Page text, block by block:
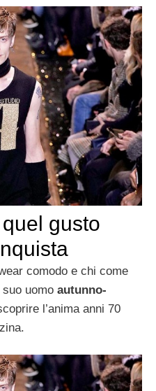
gusto
comodo e chi come
uomo autunno-
l’anima anni 70